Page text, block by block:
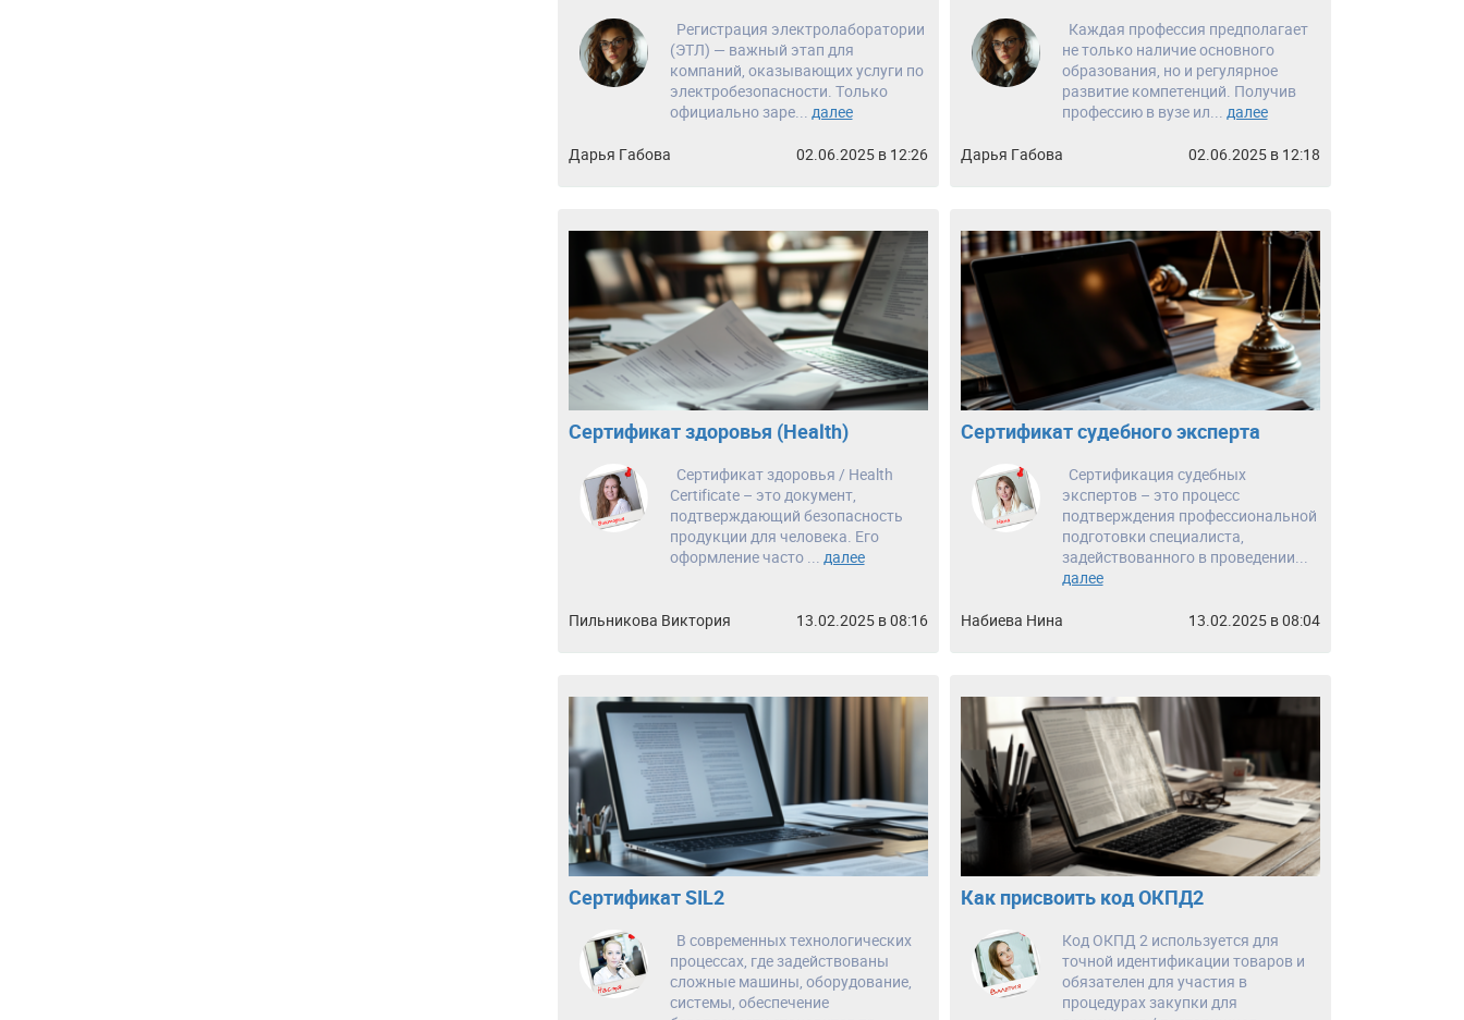
Регистрация электролаборатории
(ЭТЛ) — важный этап для
компаний, оказывающих услуги по
электробезопасности. Только
официально заре... далее
Дарья Габова 02.06.2025 в 12:26
Каждая профессия предполагает
не только наличие основного
образования, но и регулярное
развитие компетенций. Получив
профессию в вузе ил... далее
Дарья Габова 02.06.2025 в 12:18
Сертификат здоровья (Health)
Сертификат здоровья / Health
Certificate – это документ,
подтверждающий безопасность
продукции для человека. Его
оформление часто ... далее
Пильникова Виктория 13.02.2025 в 08:16
Сертификат судебного эксперта
Сертификация судебных
экспертов – это процесс
подтверждения профессиональной
подготовки специалиста,
задействованного в проведении...
далее
Набиева Нина 13.02.2025 в 08:04
Сертификат SIL2
В современных технологических
процессах, где задействованы
сложные машины, оборудование,
системы, обеспечение
Как присвоить код ОКПД2
Код ОКПД 2 используется для
точной идентификации товаров и
обязателен для участия в
процедурах закупки для